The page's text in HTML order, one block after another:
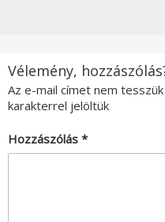
Vélemény,
Az e-mail címet nem
karakterrel jelöltük
Hozzászólás *